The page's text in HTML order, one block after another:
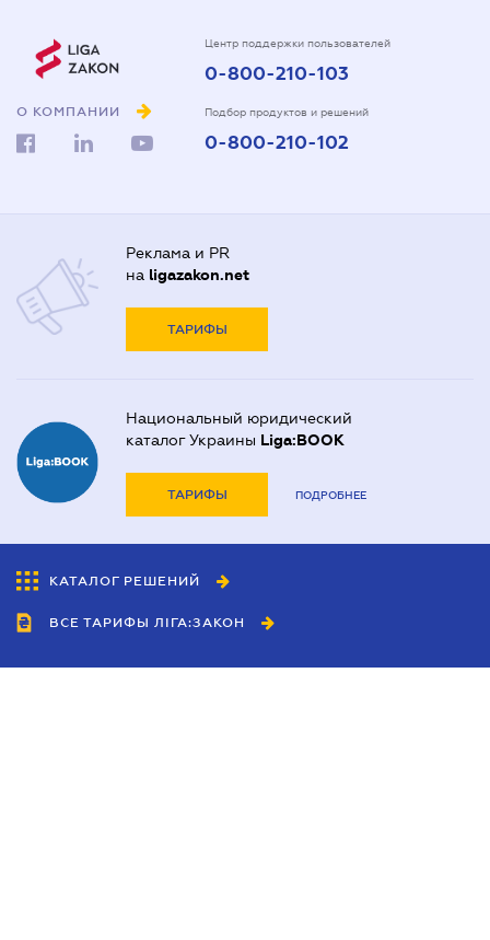
О КОМПАНИИ
Центр поддержки пользователей
0-800-210-103
Подбор продуктов и решений
0-800-210-102
Реклама и PR
на ligazakon.net
ТАРИФЫ
Национальный юридический
каталог Украины Liga:BOOK
ТАРИФЫ ПОДРОБНЕЕ
КАТАЛОГ РЕШЕНИЙ
ВСЕ ТАРИФЫ ЛІГА:ЗАКОН